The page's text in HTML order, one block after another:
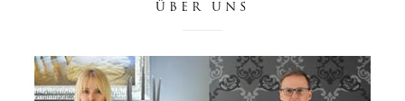
ÜBER UNS